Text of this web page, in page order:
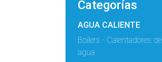
Categorías
AGUA CALIENTE
Boilers - Calentadores de
agua